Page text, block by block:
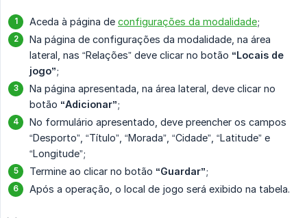
Aceda à página de configurações da modalidade;
Na página de configurações da modalidade, na área
lateral, nas “Relações” deve clicar no botão “Locais de
jogo”;
Na página apresentada, na área lateral, deve clicar no
botão “Adicionar”;
No formulário apresentado, deve preencher os campos
“Desporto”, “Título”, “Morada”, “Cidade”, “Latitude” e
“Longitude”;
Termine ao clicar no botão “Guardar”;
Após a operação, o local de jogo será exibido na tabela.